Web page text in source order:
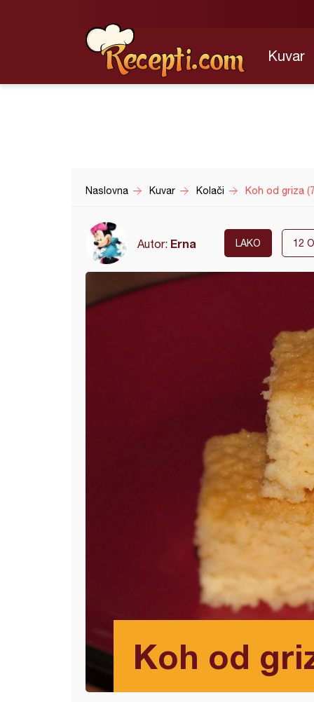
Kuvar
Naslovna Kuvar Kolači Koh od griza
Autor: Erna LAKO 12
Koh od